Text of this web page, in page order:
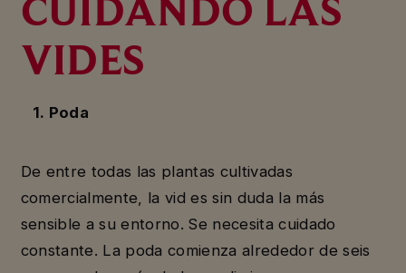
VIDES
1. Poda
De entre todas las plantas cultivadas
comercialmente, la vid es sin duda la más
sensible a su entorno. Se necesita cuidado
constante. La poda comienza alrededor de seis